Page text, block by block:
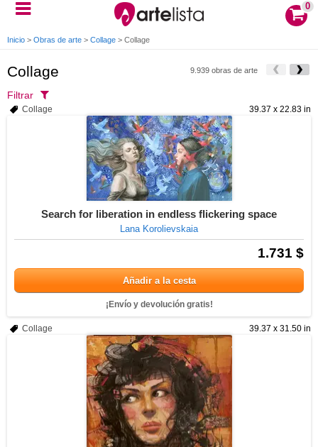
0
Inicio > Obras de arte > Collage > Collage
Collage 9.939 obras de arte
Filtrar
39.37 x 22.83 in
Collage
Search for liberation in endless flickering space
Lana Korolievskaia
1.731 $
Añadir a la cesta
¡Envío y devolución gratis!
39.37 x 31.50 in
Collage